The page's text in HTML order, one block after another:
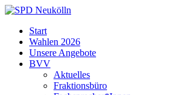
Skip
content
Neukölln
Start
Wahlen 2026
Unsere Angebote
BVV
Aktuelles
Fraktionsbüro